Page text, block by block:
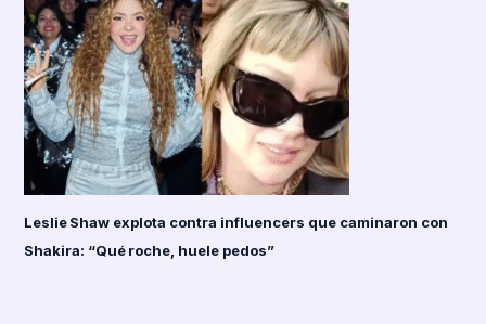
Leslie Shaw explota contra influencers que caminaron con
Shakira: “Qué roche, huele pedos”